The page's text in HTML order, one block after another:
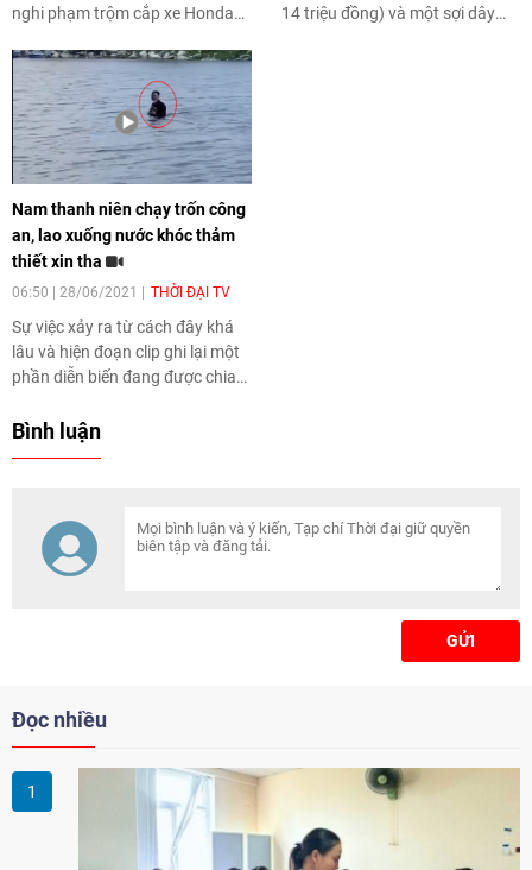
nghi phạm trộm cắp xe Honda
lượng chức năng, chém 1 chiến
sĩ công an bị thương.
14 triệu đồng) và một sợi dây
Nam thanh niên chạy trốn công
an, lao xuống nước khóc thảm
thiết xin tha
06:50 | 28/06/2021 THỜI ĐẠI TV
Sự việc xảy ra từ cách đây khá
lâu và hiện đoạn clip ghi lại một
phần diễn biến đang được chia
Bình luận
GỬI
Đọc nhiều